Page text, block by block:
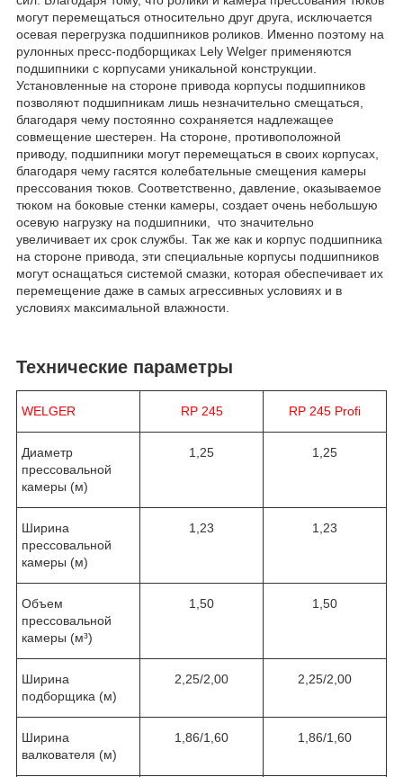
могут перемещаться относительно друг друга, исключается
осевая перегрузка подшипников роликов. Именно поэтому на
рулонных пресс-подборщиках Lely Welger применяются
подшипники с корпусами уникальной конструкции.
Установленные на стороне привода корпусы подшипников
позволяют подшипникам лишь незначительно смещаться,
благодаря чему постоянно сохраняется надлежащее
совмещение шестерен. На стороне, противоположной
приводу, подшипники могут перемещаться в своих корпусах,
благодаря чему гасятся колебательные смещения камеры
прессования тюков. Соответственно, давление, оказываемое
тюком на боковые стенки камеры, создает очень небольшую
осевую нагрузку на подшипники, что значительно
увеличивает их срок службы. Так же как и корпус подшипника
на стороне привода, эти специальные корпусы подшипников
могут оснащаться системой смазки, которая обеспечивает их
перемещение даже в самых агрессивных условиях и в
условиях максимальной влажности.
Технические параметры
WELGER RP 245 RP 245 Profi
Диаметр
прессовальной
камеры (м)
1,25 1,25
Ширина
прессовальной
камеры (м)
1,23 1,23
Объем
прессовальной
камеры (м³)
1,50 1,50
Ширина
подборщика (м)
2,25/2,00 2,25/2,00
Ширина
валкователя (м)
1,86/1,60 1,86/1,60